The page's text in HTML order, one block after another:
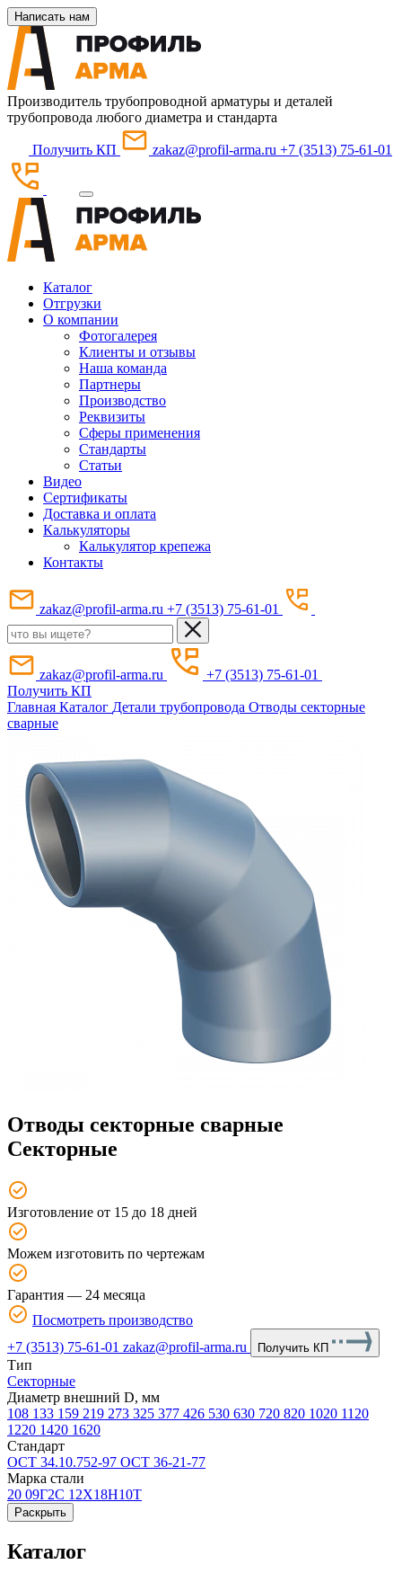
Написать нам
Производитель трубопроводной арматуры и деталей
трубопровода любого диаметра и стандарта
Получить КП zakaz@profil-arma.ru +7 (3513) 75-61-01
Каталог
Отгрузки
О компании
Фотогалерея
Клиенты и отзывы
Наша команда
Партнеры
Производство
Реквизиты
Сферы применения
Стандарты
Статьи
Видео
Сертификаты
Доставка и оплата
Калькуляторы
Калькулятор крепежа
Контакты
zakaz@profil-arma.ru +7 (3513) 75-61-01
zakaz@profil-arma.ru
+7 (3513) 75-61-01
Получить КП
Главная Каталог Детали трубопровода Отводы секторные
сварные
Отводы секторные сварные
Секторные
Изготовление от 15 до 18 дней
Можем изготовить по чертежам
Гарантия — 24 месяца
Посмотреть производство
+7 (3513) 75-61-01 zakaz@profil-arma.ru Получить КП
Тип
Секторные
Диаметр внешний D, мм
108 133 159 219 273 325 377 426 530 630 720 820 1020 1120
1220 1420 1620
Стандарт
ОСТ 34.10.752-97 ОСТ 36-21-77
Марка стали
20 09Г2С 12Х18Н10Т
Раскрыть
Каталог